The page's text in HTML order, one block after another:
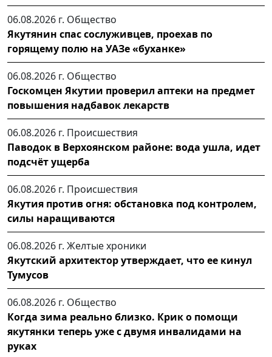
06.08.2026 г. Общество
Якутянин спас сослуживцев, проехав по
горящему полю на УАЗе «буханке»
06.08.2026 г. Общество
Госкомцен Якутии проверил аптеки на предмет
повышения надбавок лекарств
06.08.2026 г. Происшествия
Паводок в Верхоянском районе: вода ушла, идет
подсчёт ущерба
06.08.2026 г. Происшествия
Якутия против огня: обстановка под контролем,
силы наращиваются
06.08.2026 г. Желтые хроники
Якутский архитектор утверждает, что ее кинул
Тумусов
06.08.2026 г. Общество
Когда зима реально близко. Крик о помощи
якутянки теперь уже с двумя инвалидами на
руках